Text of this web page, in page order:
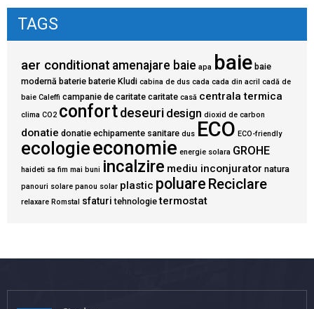
TAGS
aer conditionat amenajare baie apa baie baie
modernă baterie baterie Kludi cabina de dus cada cada din acril cadă de
baie Caleffi campanie de caritate caritate casă centrala termica
clima CO2 confortdeseuri design dioxid de carbon
donatie donatie echipamente sanitare dus ECO ECO-friendly
ecologieeconomie energie solara GROHE
haideti sa fim mai buni incalzire mediu inconjurator natura
panouri solare panou solar plastic poluare Reciclare
relaxare Romstal sfaturi tehnologie termostat